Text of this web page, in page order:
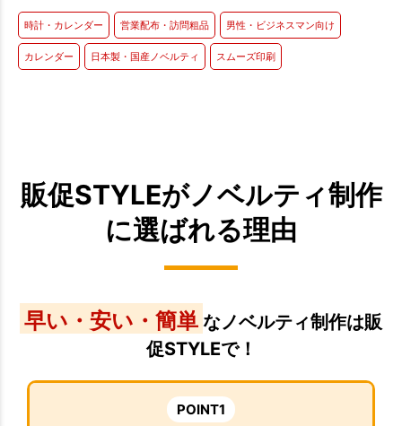
時計・カレンダー 営業配布・訪問粗品 男性・ビジネスマン向け
カレンダー 日本製・国産ノベルティ スムーズ印刷
販促STYLEがノベルティ制作
に選ばれる理由
早い・安い・簡単 なノベルティ制作は販
促STYLEで！
POINT1